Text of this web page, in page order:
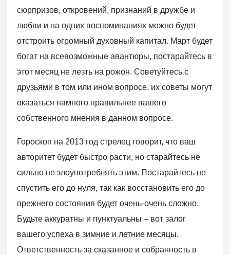
сюрпризов, откровений, признаний в дружбе и
любви и на одних воспоминаниях можно будет
отстроить огромный духовный капитал. Март будет
богат на всевозможные авантюры, постарайтесь в
этот месяц не лезть на рожон. Советуйтесь с
друзьями в том или ином вопросе, их советы могут
оказаться намного правильнее вашего
собственного мнения в данном вопросе.
Гороскоп на 2013 год стрелец говорит, что ваш
авторитет будет быстро расти, но старайтесь не
сильно не злоупотреблять этим. Постарайтесь не
спустить его до нуля, так как восстановить его до
прежнего состояния будет очень-очень сложно.
Будьте аккуратны и пунктуальны – вот залог
вашего успеха в зимние и летние месяцы.
Ответственность за сказанное и собранность в